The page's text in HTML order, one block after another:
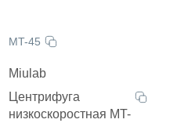
MT-45
Miulab
Центрифуга
низкоскоростная MT-